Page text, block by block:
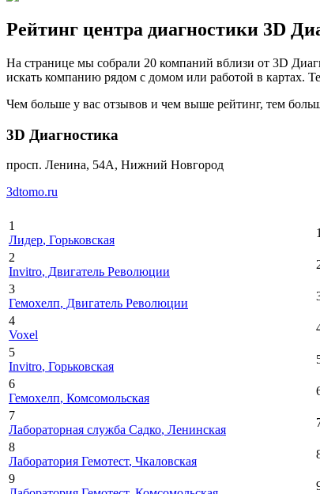
Рейтинг центра диагностики 3D
На странице мы собрали 20 компаний вблизи от 3D
искать компанию рядом с домом или работой в картах.
Чем больше у вас отзывов и чем выше рейтинг, тем
3D Диагностика
просп. Ленина, 54А, Нижний Новгород
3dtomo.ru
1
Лидер, Горьковская
1
2
Invitro, Двигатель Революции
3
Гемохелп, Двигатель Революции
4
Voxel
5
Invitro, Горьковская
6
Гемохелп, Комсомольская
7
Лабораторная служба Садко, Ленинская
8
Лаборатория Гемотест, Чкаловская
9